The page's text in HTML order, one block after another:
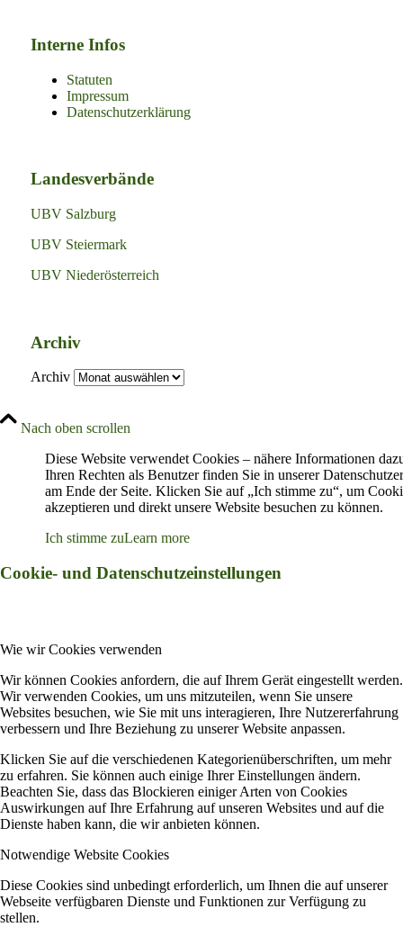
Interne Infos
Statuten
Impressum
Datenschutzerklärung
Landesverbände
UBV Salzburg
UBV Steiermark
UBV Niederösterreich
Archiv
Archiv
Nach oben scrollen
Diese Website verwendet Cookies – nähere Informationen
Ihren Rechten als Benutzer finden Sie in unserer
am Ende der Seite. Klicken Sie auf „Ich stimme zu“, um
akzeptieren und direkt unsere Website besuchen zu können.
Ich stimme zuLearn more
Cookie- und Datenschutzeinstellungen
Wie wir Cookies verwenden
Wir können Cookies anfordern, die auf Ihrem Gerät eingestellt werden.
Wir verwenden Cookies, um uns mitzuteilen, wenn Sie unsere
Websites besuchen, wie Sie mit uns interagieren, Ihre Nutzererfahrung
verbessern und Ihre Beziehung zu unserer Website anpassen.
Klicken Sie auf die verschiedenen Kategorienüberschriften, um mehr
zu erfahren. Sie können auch einige Ihrer Einstellungen ändern.
Beachten Sie, dass das Blockieren einiger Arten von Cookies
Auswirkungen auf Ihre Erfahrung auf unseren Websites und auf die
Dienste haben kann, die wir anbieten können.
Notwendige Website Cookies
Diese Cookies sind unbedingt erforderlich, um Ihnen die auf unserer
Webseite verfügbaren Dienste und Funktionen zur Verfügung zu
stellen.